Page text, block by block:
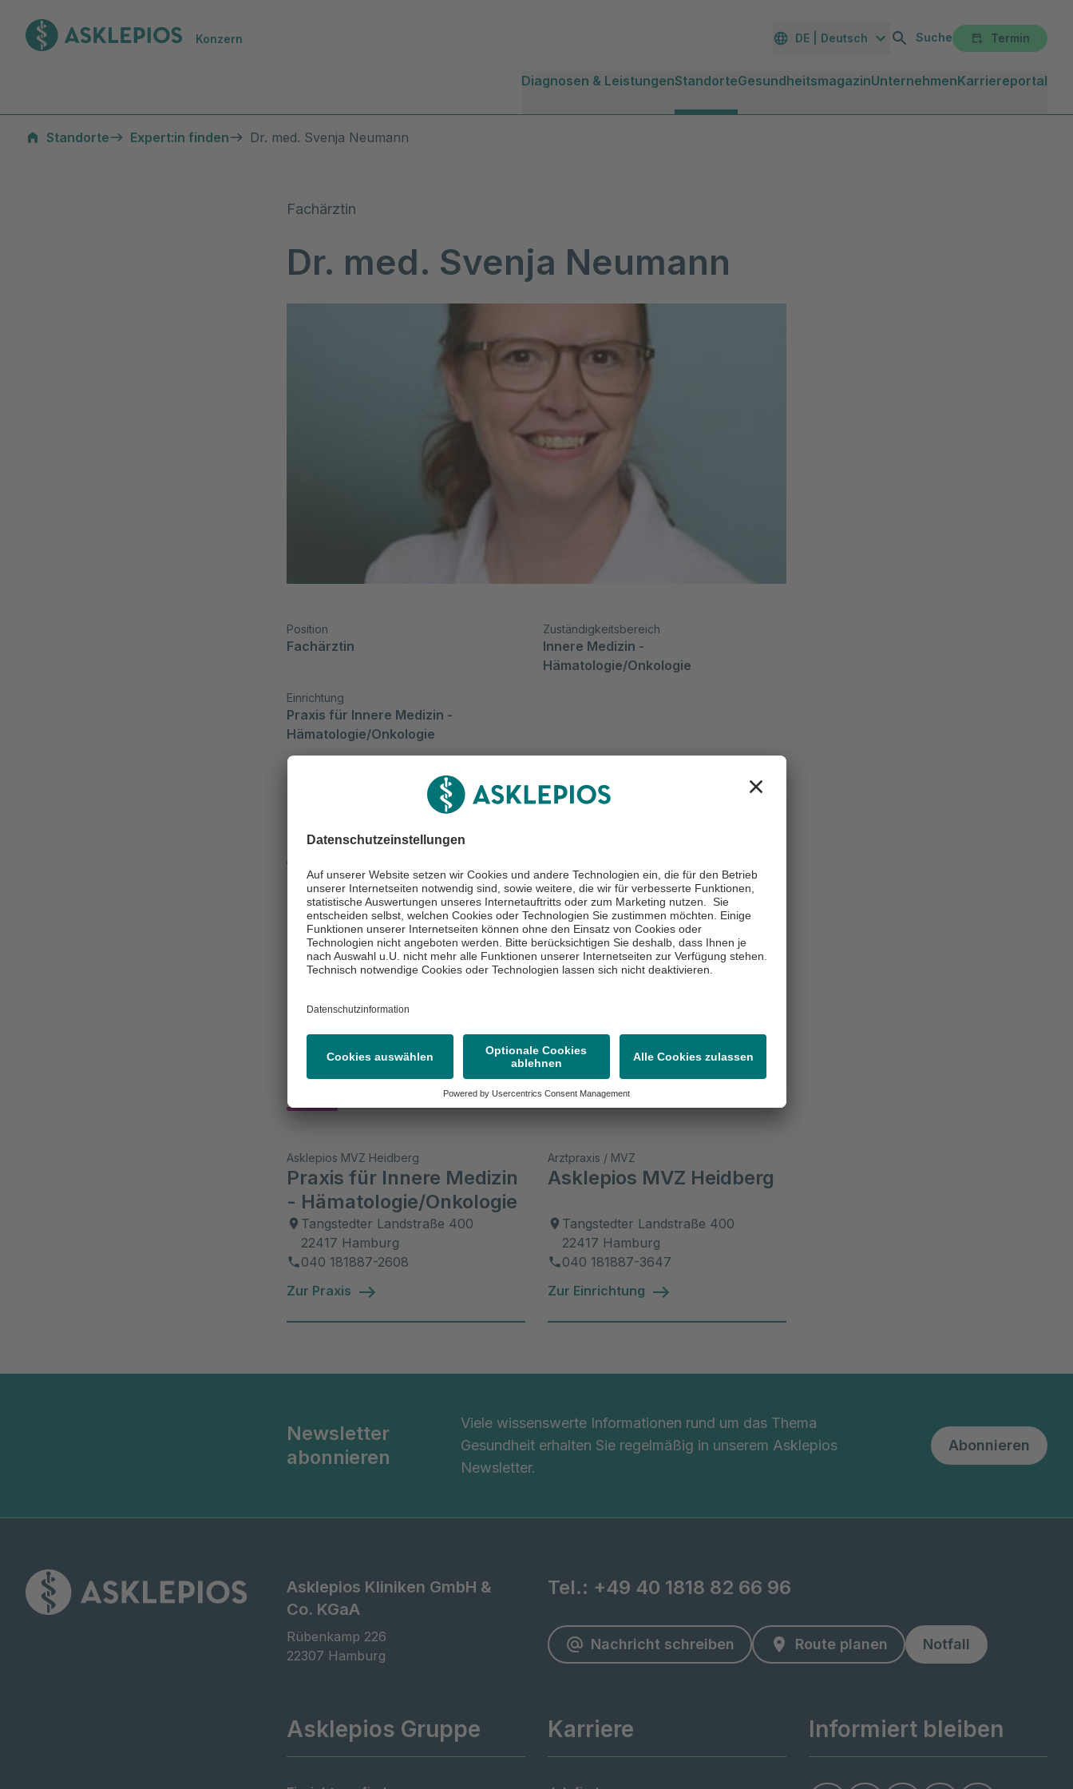
Konzern DE | Deutsch Suche Termin
Diagnosen & LeistungenStandorteGesundheitsmagazinUnternehmenKarriereportal
Standorte Expert:in finden Dr. med. Svenja Neumann
Fachärztin
Dr. med. Svenja Neumann
Position
Fachärztin
Zuständigkeitsbereich
Innere Medizin -
Hämatologie/Onkologie
Einrichtung
Praxis für Innere Medizin -
Hämatologie/Onkologie
Kontakt und Auskunft
Nachricht schreiben
040 181887-2608
040 181887-3713
Kliniken
Asklepios MVZ Heidberg
Praxis für Innere Medizin
- Hämatologie/Onkologie
Tangstedter Landstraße 400
22417 Hamburg
040 181887-2608
Zur Praxis
Arztpraxis / MVZ
Asklepios MVZ Heidberg
Tangstedter Landstraße 400
22417 Hamburg
040 181887-3647
Zur Einrichtung
Newsletter
abonnieren
Viele wissenswerte Informationen rund um das Thema
Gesundheit erhalten Sie regelmäßig in unserem Asklepios
Newsletter.
Abonnieren
Asklepios Kliniken GmbH &
Co. KGaA
Rübenkamp 226
22307 Hamburg
Tel.: +49 40 1818 82 66 96
Nachricht schreiben Route planen Notfall
Asklepios Gruppe Karriere Informiert bleiben